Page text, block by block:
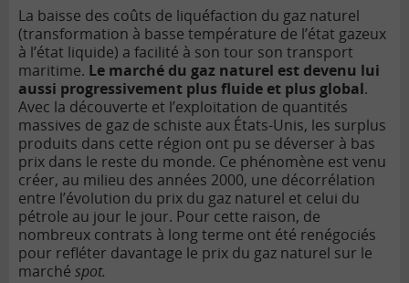
La baisse des coûts de liquéfaction du gaz naturel
(transformation à basse température de l’état gazeux
à l’état liquide) a facilité à son tour son transport
maritime. Le marché du gaz naturel est devenu lui
aussi progressivement plus fluide et plus global.
Avec la découverte et l’exploitation de quantités
massives de gaz de schiste aux États-Unis, les surplus
produits dans cette région ont pu se déverser à bas
prix dans le reste du monde. Ce phénomène est venu
créer, au milieu des années 2000, une décorrélation
entre l’évolution du prix du gaz naturel et celui du
pétrole au jour le jour. Pour cette raison, de
nombreux contrats à long terme ont été renégociés
pour refléter davantage le prix du gaz naturel sur le
marché spot.